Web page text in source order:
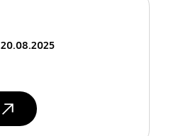
20.08.2025